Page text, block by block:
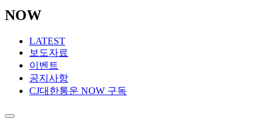
NOW
LATEST
보도자료
이벤트
공지사항
CJ대한통운 NOW 구독